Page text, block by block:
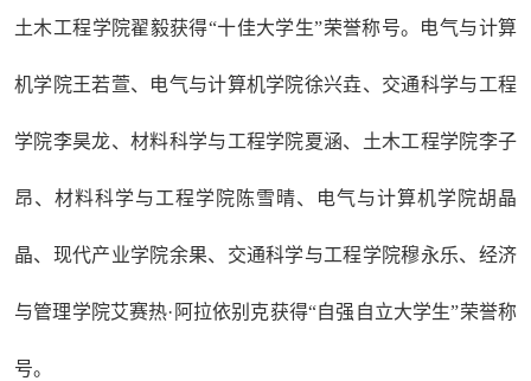
土木工程学院翟毅获得“十佳大学生”荣誉称号。电气与计算
机学院王若萱、电气与计算机学院徐兴垚、交通科学与工程
学院李昊龙、材料科学与工程学院夏涵、土木工程学院李子
昂、材料科学与工程学院陈雪晴、电气与计算机学院胡晶
晶、现代产业学院余果、交通科学与工程学院穆永乐、经济
与管理学院艾赛热·阿拉依别克获得“自强自立大学生”荣誉称
号。